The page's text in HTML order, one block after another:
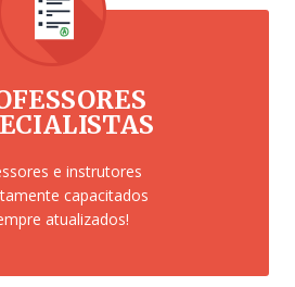
e instrutores
capacitados
atualizados!